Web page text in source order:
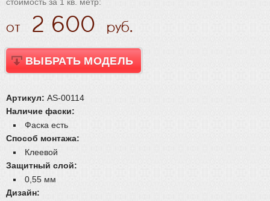
2 600
ВЫБРАТЬ МОДЕЛЬ
Артикул: AS-00114
Наличие фаски:
Фаска есть
Способ монтажа:
Клеевой
Защитный слой:
0,55 мм
Дизайн: